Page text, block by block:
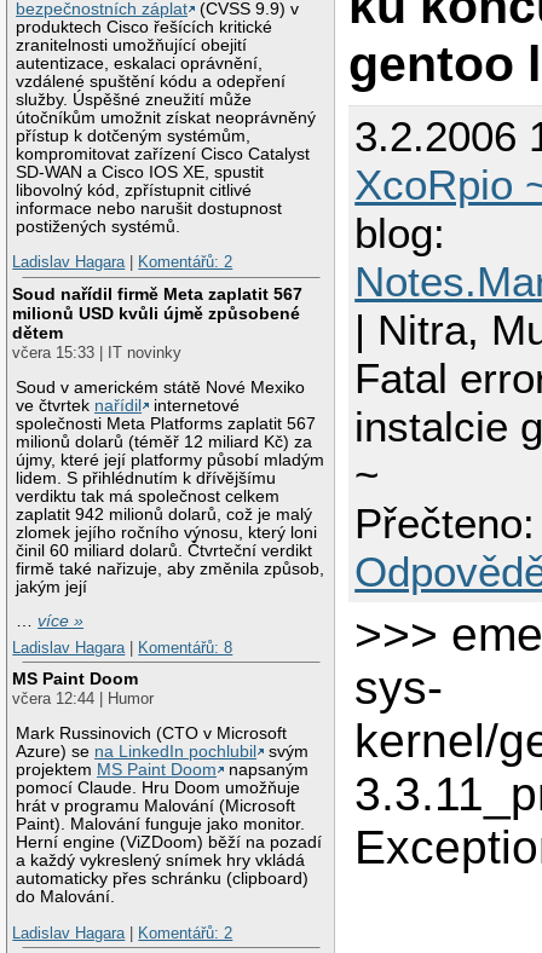
bezpečnostních záplat
(CVSS 9.9) v
produktech Cisco řešících kritické
zranitelnosti umožňující obejití
autentizace, eskalaci oprávnění,
vzdálené spuštění kódu a odepření
služby. Úspěšné zneužití může
útočníkům umožnit získat neoprávněný
přístup k dotčeným systémům,
kompromitovat zařízení Cisco Catalyst
SD-WAN a Cisco IOS XE, spustit
libovolný kód, zpřístupnit citlivé
informace nebo narušit dostupnost
postižených systémů.
Ladislav Hagara| Komentářů: 2
Soud nařídil firmě Meta zaplatit 567
milionů USD kvůli újmě způsobené
dětem
včera 15:33 | IT novinky
Soud v americkém státě Nové Mexiko
ve čtvrtek nařídil
internetové
společnosti Meta Platforms zaplatit 567
milionů dolarů (téměř 12 miliard Kč) za
újmy, které její platformy působí mladým
lidem. S přihlédnutím k dřívějšímu
verdiktu tak má společnost celkem
zaplatit 942 milionů dolarů, což je malý
zlomek jejího ročního výnosu, který loni
činil 60 miliard dolarů. Čtvrteční verdikt
firmě také nařizuje, aby změnila způsob,
jakým její
…více »
Ladislav Hagara
Komentářů: 8
MS Paint Doom
včera 12:44 | Humor
Mark Russinovich (CTO v Microsoft
Azure) se na LinkedIn pochlubil
svým
projektem MS Paint Doom
napsaným
pomocí Claude. Hru Doom umožňuje
hrát v programu Malování (Microsoft
Paint). Malování funguje jako monitor.
Herní engine (ViZDoom) běží na pozadí
a každý vykreslený snímek hry vkládá
automaticky přes schránku (clipboard)
do Malování.
Ladislav Hagara
Komentářů: 2
gentoo
3.2.2006
XcoRpio
blog:
| Nitra,
Fatal
instalcie
~
>>>
sys-
kernel/